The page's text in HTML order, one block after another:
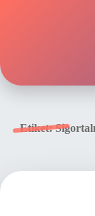
Etiket: